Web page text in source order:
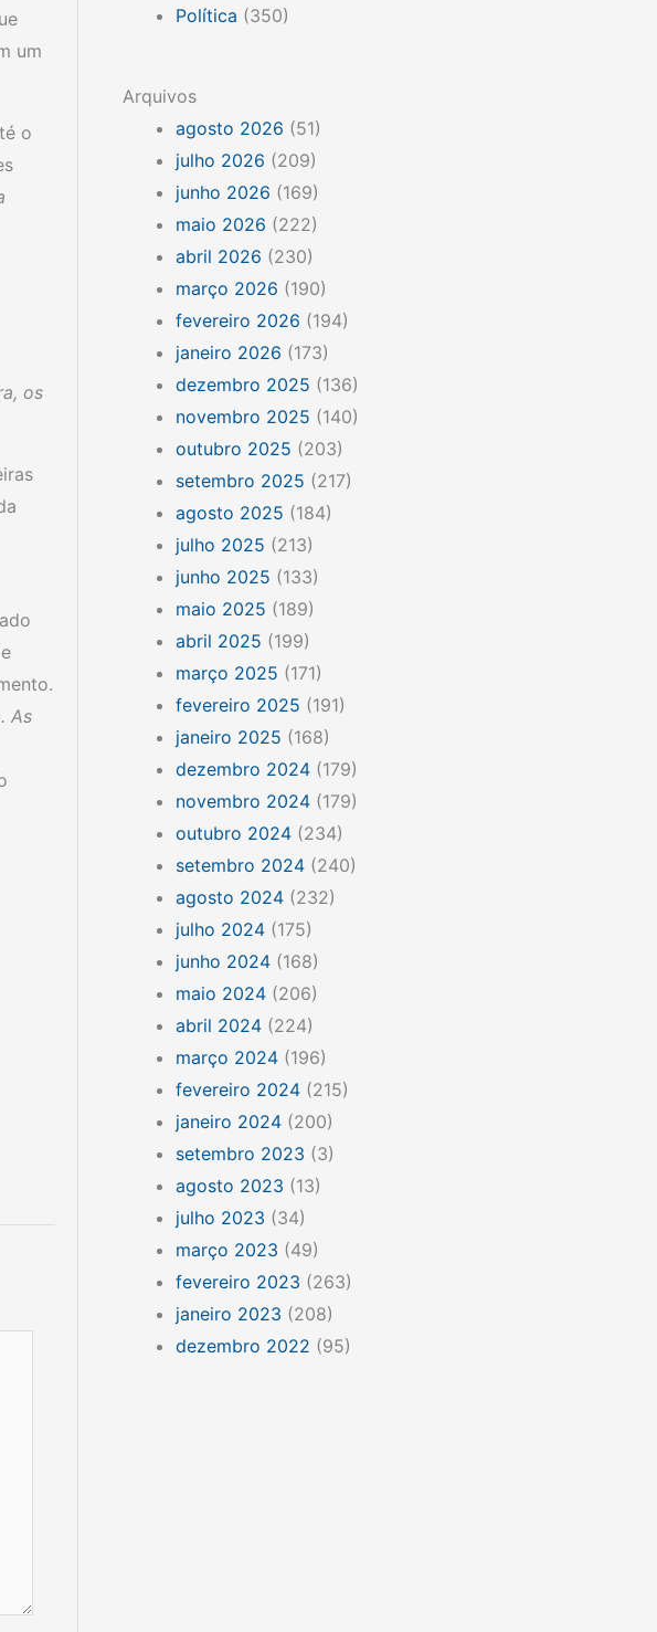
um
o
os
As
Política (350)
Arquivos
agosto 2026 (51)
julho 2026 (209)
junho 2026 (169)
maio 2026 (222)
abril 2026 (230)
março 2026 (190)
fevereiro 2026 (194)
janeiro 2026 (173)
dezembro 2025 (136)
novembro 2025 (140)
outubro 2025 (203)
setembro 2025 (217)
agosto 2025 (184)
julho 2025 (213)
junho 2025 (133)
maio 2025 (189)
abril 2025 (199)
março 2025 (171)
fevereiro 2025 (191)
janeiro 2025 (168)
dezembro 2024 (179)
novembro 2024 (179)
outubro 2024 (234)
setembro 2024 (240)
agosto 2024 (232)
julho 2024 (175)
junho 2024 (168)
maio 2024 (206)
abril 2024 (224)
março 2024 (196)
fevereiro 2024 (215)
janeiro 2024 (200)
setembro 2023 (3)
agosto 2023 (13)
julho 2023 (34)
março 2023 (49)
fevereiro 2023 (263)
janeiro 2023 (208)
dezembro 2022 (95)